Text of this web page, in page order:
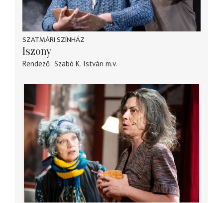
SZATMÁRI SZÍNHÁZ
Iszony
Rendező Szabó K. István m.v.